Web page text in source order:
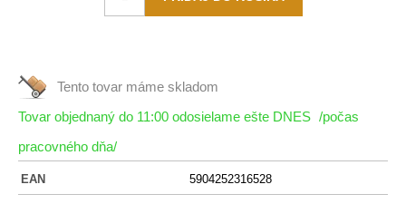
Tento tovar máme skladom
Tovar objednaný do 11:00 odosielame ešte DNES /počas
pracovného dňa/
EAN 5904252316528